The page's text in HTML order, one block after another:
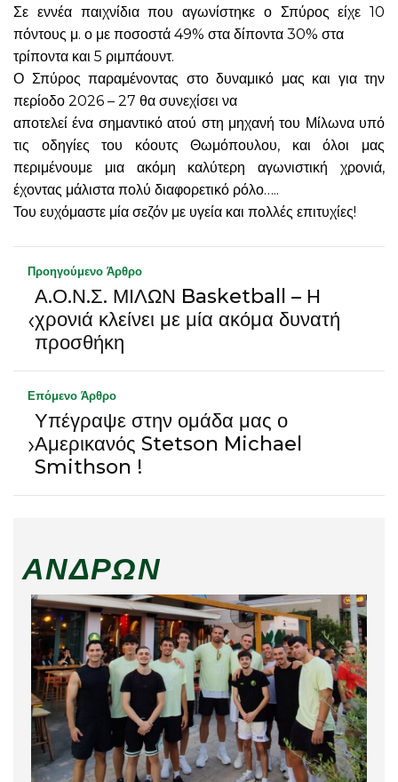
Σε εννέα παιχνίδια που αγωνίστηκε ο Σπύρος είχε 10
πόντους μ. ο με ποσοστά 49% στα δίποντα 30% στα
τρίποντα και 5 ριμπάουντ.
Ο Σπύρος παραμένοντας στο δυναμικό μας και για την
περίοδο 2026 – 27 θα συνεχίσει να
αποτελεί ένα σημαντικό ατού στη μηχανή του Μίλωνα υπό
τις οδηγίες του κόουτς Θωμόπουλου, και όλοι μας
περιμένουμε μια ακόμη καλύτερη αγωνιστική χρονιά,
έχοντας μάλιστα πολύ διαφορετικό ρόλο…..
Του ευχόμαστε μία σεζόν με υγεία και πολλές επιτυχίες!
Προηγούμενο Άρθρο
‹
Α.Ο.Ν.Σ. ΜΙΛΩΝ Basketball – Η
χρονιά κλείνει με μία ακόμα δυνατή
προσθήκη
Επόμενο Άρθρο
›
Υπέγραψε στην ομάδα μας ο
Αμερικανός Stetson Michael
Smithson !
ΑΝΔΡΏΝ